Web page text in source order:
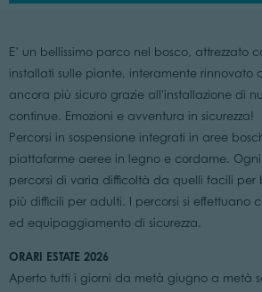
E’ un bellissimo parco nel bosco, attrezzato
installati sulle piante, interamente rinnovato
ancora più sicuro grazie all'installazione di
continue. Emozioni e avventura in sicurezza!
Percorsi in sospensione integrati in aree
piattaforme aeree in legno e cordame.
percorsi di varia difficoltà da quelli facili per
più difficili per adulti. I percorsi si effettuano
ed equipaggiamento di sicurezza.
ORARI ESTATE 2026
Aperto tutti i giorni da metà giugno a metà